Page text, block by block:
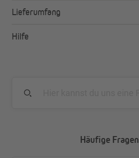
Deine Vorteile auf einen Blick
Lieferumfang
Hilfe
Häufige Fragen